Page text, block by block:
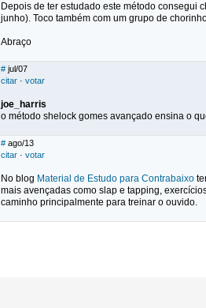
Depois de ter estudado este método consegui
junho). Toco também com um grupo de
Abraço
# jul/07
citar · votar
joe_harris
o método shelock gomes avançado ensina o
# ago/13
citar · votar
No blog Material de Estudo para Contrabaixo
mais avençadas como slap e tapping,
caminho principalmente para treinar o ouvido.